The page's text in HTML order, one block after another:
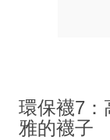
環保襪7：
雅的襪子